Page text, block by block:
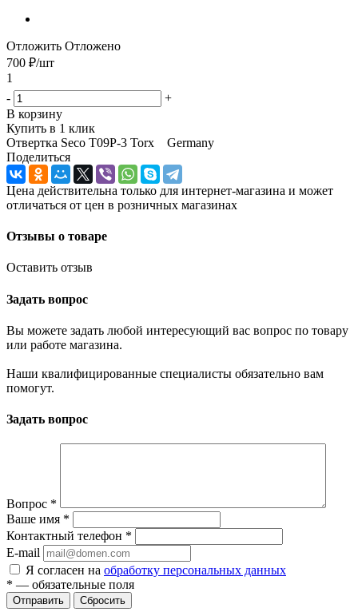
Отложить Отложено
700 ₽/шт
1
-
+
В корзину
Купить в 1 клик
Отвертка Seco T09P-3 Torx Germany
Поделиться
Цена действительна только для интернет-магазина и может
отличаться от цен в розничных магазинах
Отзывы о товаре
Оставить отзыв
Задать вопрос
Вы можете задать любой интересующий вас вопрос по товару
или работе магазина.
Наши квалифицированные специалисты обязательно вам
помогут.
Задать вопрос
Вопрос *
Ваше имя *
Контактный телефон *
E-mail
Я согласен на обработку персональных данных
* — обязательные поля
Сбросить